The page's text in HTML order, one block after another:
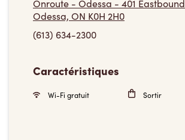
Onroute - Odessa - 401 Eastbound
Odessa, ON K0H 2H0
(613) 634-2300
Caractéristiques
Wi-Fi gratuit Sortir